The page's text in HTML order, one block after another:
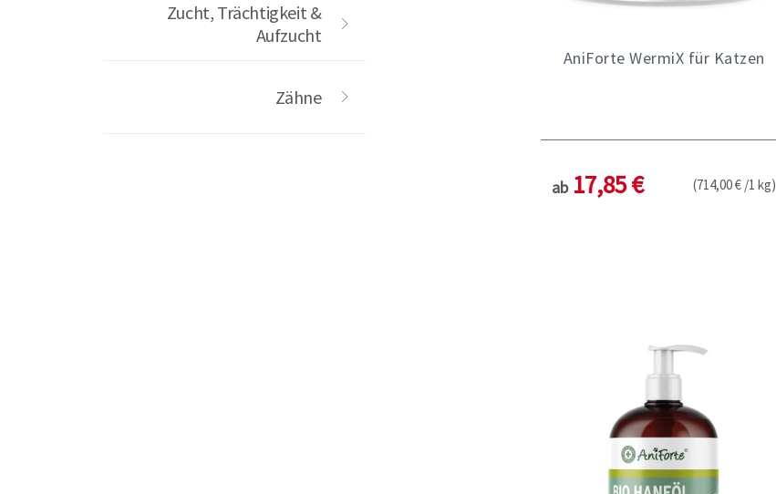
Zucht, Trächtigkeit &
Aufzucht
Zähne
AniForte WermiX für Katzen
ab 17,85 € (714,00 € /1 kg)